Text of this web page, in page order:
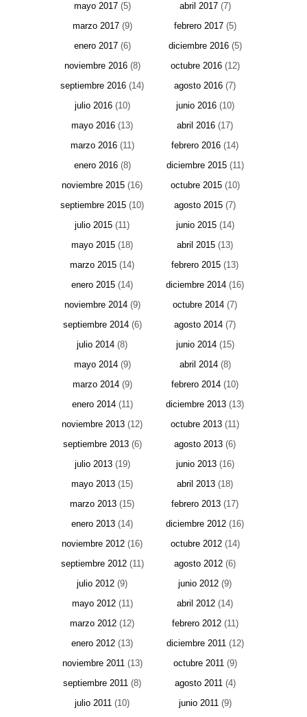
mayo 2017(5) abril 2017(7)
marzo 2017(9) febrero 2017(5)
enero 2017(6) diciembre 2016(5)
noviembre 2016(8) octubre 2016(12)
septiembre 2016 (14) agosto 2016 (7)
julio 2016(10) junio 2016(10)
mayo 2016 (13) abril 2016 (17)
marzo 2016(11) febrero 2016 (14)
enero 2016(8) diciembre 2015(11)
noviembre 2015 (16) octubre 2015(10)
septiembre 2015 (10) agosto 2015 (7)
julio 2015 (11) junio 2015(14)
mayo 2015 (18) abril 2015 (13)
marzo 2015 (14) febrero 2015 (13)
enero 2015 (14) diciembre 2014 (16)
noviembre 2014(9) octubre 2014 (7)
septiembre 2014(6) agosto 2014 (7)
julio 2014 (8) junio 2014(15)
mayo 2014(9) abril 2014(8)
marzo 2014(9) febrero 2014 (10)
enero 2014(11) diciembre 2013 (13)
noviembre 2013 (12) octubre 2013 (11)
septiembre 2013(6) agosto 2013 (6)
julio 2013(19) junio 2013(16)
mayo 2013 (15) abril 2013 (18)
marzo 2013 (15) febrero 2013 (17)
enero 2013 (14) diciembre 2012 (16)
noviembre 2012 (16) octubre 2012(14)
septiembre 2012(11) agosto 2012 (6)
julio 2012 (9) junio 2012 (9)
mayo 2012(11) abril 2012 (14)
marzo 2012 (12) febrero 2012(11)
enero 2012 (13) diciembre 2011(12)
noviembre 2011(13) octubre 2011(9)
septiembre 2011 (8) agosto 2011(4)
julio 2011 (10) junio 2011(9)